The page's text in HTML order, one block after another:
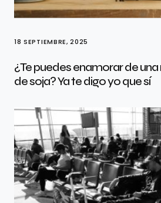
18 SEPTIEMBRE, 2025
¿Te puedes enamorar de
de soja? Ya te digo yo que sí